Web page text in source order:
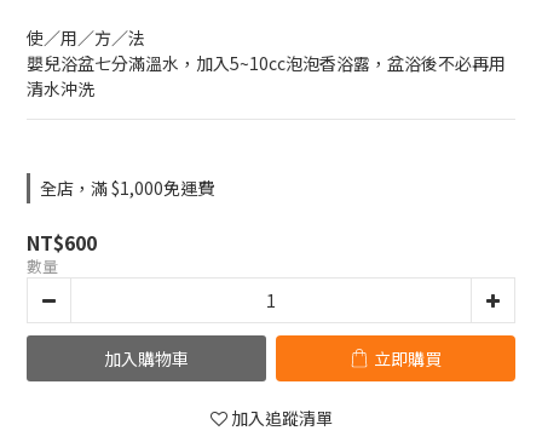
使／用／方／法
嬰兒浴盆七分滿溫水，加入5~10cc泡泡香浴露，盆浴後不必再用
清水沖洗
全店，滿 $1,000免運費
NT$600
數量
加入購物車 立即購買
加入追蹤清單